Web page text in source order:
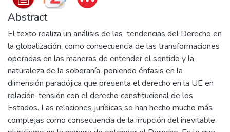
Abstract
El texto realiza un análisis de las tendencias del Derecho en
la globalización, como consecuencia de las transformaciones
operadas en las maneras de entender el sentido y la
naturaleza de la soberanía, poniendo énfasis en la
dimensión paradójica que presenta el derecho en la UE en
relación-tensión con el derecho constitucional de los
Estados. Las relaciones jurídicas se han hecho mucho más
complejas como consecuencia de la irrupción del inevitable